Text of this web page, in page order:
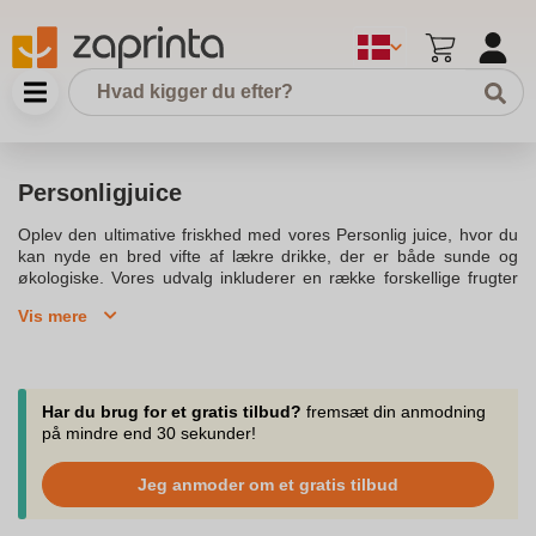
Personligjuice
Oplev den ultimative friskhed med vores Personlig juice, hvor du
kan nyde en bred vifte af lækre drikke, der er både sunde og
økologiske. Vores udvalg inkluderer en række forskellige frugter
du vælger at købe fra os, kan du være sikker på at få produkter,
ved en sund livsstil. Vi har altid fokus på at skabe det bedste for
vores kunder, og vores økologiske juice er ingen undtagelse.
Vores saft er lavet med kærlighed og leveret direkte til dit hjem.
morgenen eller en sund opkvikker i løbet af dagen, kan du finde
det i vores sortiment. Så gå på opdagelse i vores store udvalg og
køb din personlige favorit i dag. Største delen af vores juicer er
Vis mere
Har du brug for et gratis tilbud? fremsæt din anmodning
på mindre end 30 sekunder!
Jeg anmoder om et gratis tilbud